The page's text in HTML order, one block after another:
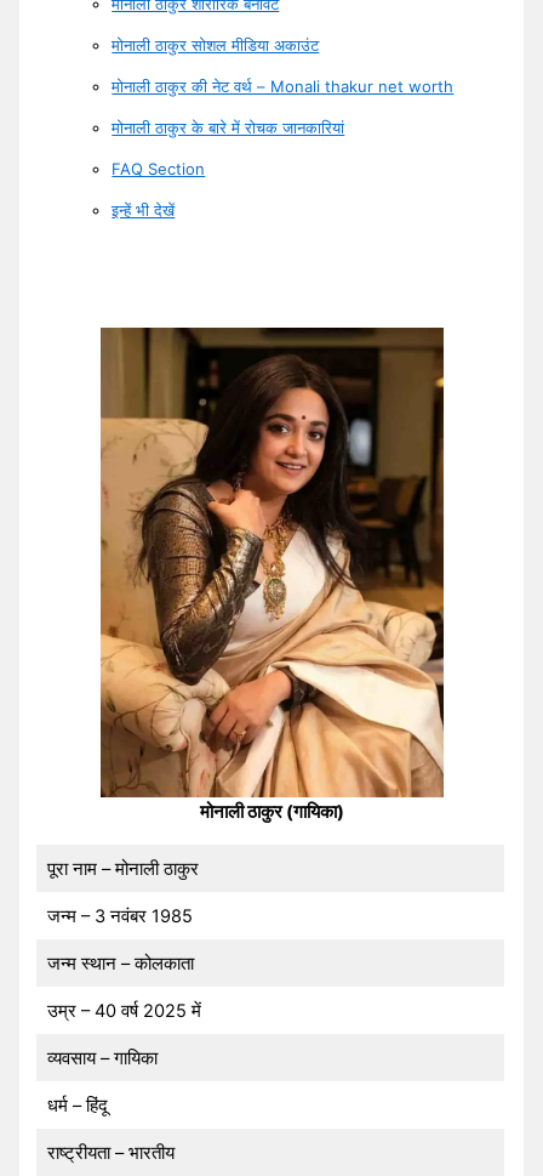
मोनाली ठाकुर सोशल मीडिया अकाउंट
मोनाली ठाकुर की नेट वर्थ – Monali thakur net worth
मोनाली ठाकुर के बारे में रोचक जानकारियां
FAQ Section
इन्हें भी देखें
मोनाली ठाकुर (गायिका)
पूरा नाम – मोनाली ठाकुर
जन्म – 3 नवंबर 1985
जन्म स्थान – कोलकाता
उम्र – 40 वर्ष 2025 में
व्यवसाय – गायिका
धर्म – हिंदू
राष्ट्रीयता – भारतीय